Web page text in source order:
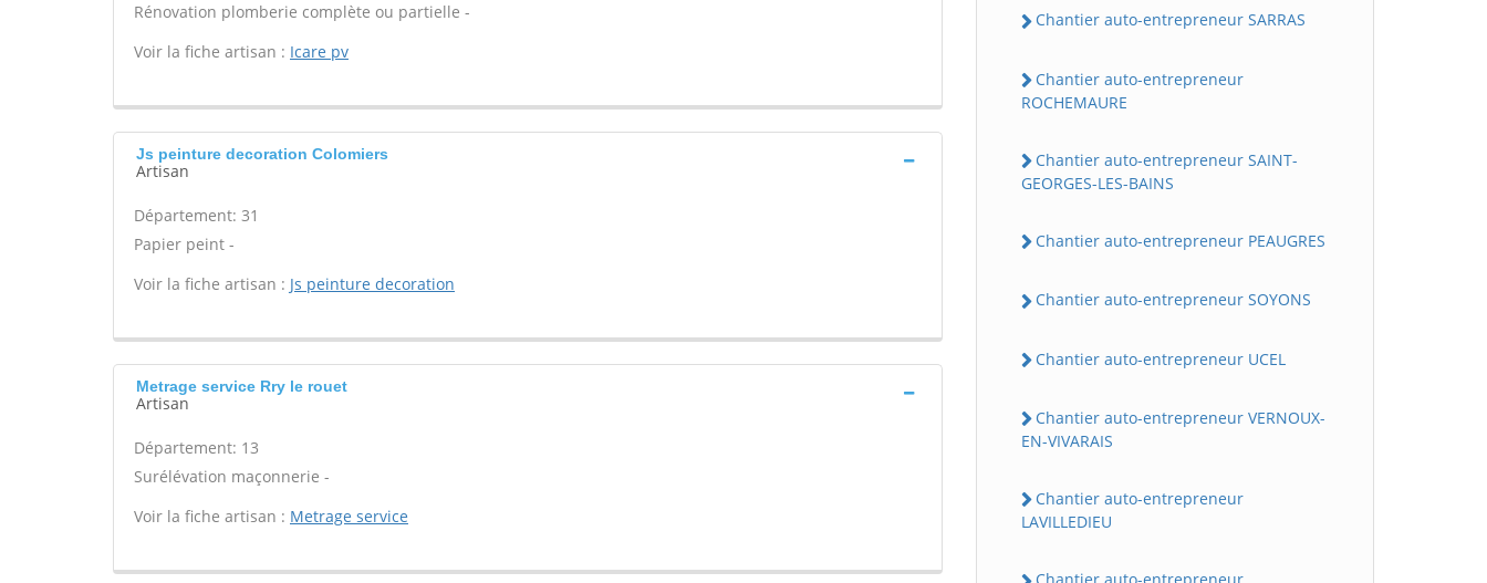
Rénovation plomberie complète ou partielle -
Voir la fiche artisan : Icare pv
Js peinture decoration Colomiers
Artisan
Département: 31
Papier peint -
Voir la fiche artisan : Js peinture decoration
Metrage service Rry le rouet
Artisan
Département: 13
Surélévation maçonnerie -
Voir la fiche artisan : Metrage service
Chantier auto-entrepreneur SARRAS
Chantier auto-entrepreneur
ROCHEMAURE
Chantier auto-entrepreneur SAINT-
GEORGES-LES-BAINS
Chantier auto-entrepreneur PEAUGRES
Chantier auto-entrepreneur SOYONS
Chantier auto-entrepreneur UCEL
Chantier auto-entrepreneur VERNOUX-
EN-VIVARAIS
Chantier auto-entrepreneur
LAVILLEDIEU